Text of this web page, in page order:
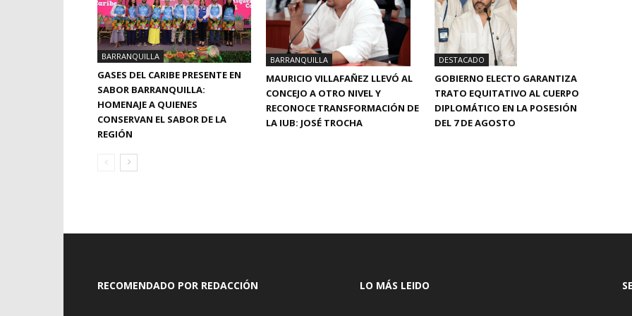
BARRANQUILLA
GASES DEL CARIBE PRESENTE EN
SABOR BARRANQUILLA:
HOMENAJE A QUIENES
CONSERVAN EL SABOR DE LA
REGIÓN
BARRANQUILLA
MAURICIO VILLAFAÑEZ LLEVÓ AL
CONCEJO A OTRO NIVEL Y
RECONOCE TRANSFORMACIÓN DE
LA IUB: JOSÉ TROCHA
DESTACADO
GOBIERNO ELECTO GARANTIZA
TRATO EQUITATIVO AL CUERPO
DIPLOMÁTICO EN LA POSESIÓN
DEL 7 DE AGOSTO
RECOMENDADO POR REDACCIÓN LO MÁS LEIDO